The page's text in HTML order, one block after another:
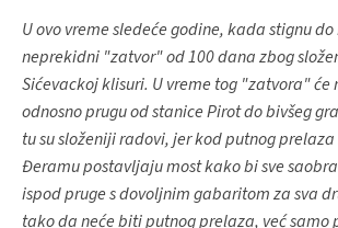
U ovo vreme sledeće godine, kada stignu
neprekidni "zatvor" od 100 dana zbog
Sićevackoj klisuri. U vreme tog "zatvora"
odnosno prugu od stanice Pirot do bivšeg
tu su složeniji radovi, jer kod putnog
Đeramu postavljaju most kako bi sve
ispod pruge s dovoljnim gabaritom za sva
tako da neće biti putnog prelaza, već samo